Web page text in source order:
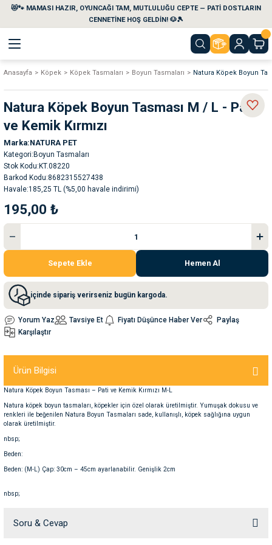
😻🐾 MAMASI HAZIR, OYUNCAĞI TAM, MUTLULUĞU CEPTE — PATİ DOSTLARIN
CENNETİNE HOŞ GELDİN! 🐶🎾
Geri Dön
Geri Dön
Temizlik Ürünleri
Kemikleri
Seyahat Ürünleri
Geri Dön
Geri Dön
Geri Dön
Geri Dön
Anasayfa Köpek Köpek Tasmaları Boyun Tasmaları Natura Köpek Boyun
Natura Köpek Boyun Tasması M / L - Pati
ve Kemik Kırmızı
Marka NATURA PET
Kategori Boyun Tasmaları
Stok Kodu KT.08220
Barkod Kodu 8682315527438
Havale 185,25 TL (%5,00 havale indirimi)
195,00 ₺
Sepete Ekle Hemen Al
içinde sipariş verirseniz bugün kargoda.
Yorum Yaz Tavsiye Et Fiyatı Düşünce Haber Ver
Paylaş
Karşılaştır
Ürün Bilgisi
Natura Köpek Boyun Tasması – Pati ve Kemik Kırmızı M-L
Natura köpek boyun tasmaları, köpekler için özel olarak üretilmiştir. Yumuşak dokusu ve
renkleri ile beğenilen Natura Boyun Tasmaları sade, kullanışlı, köpek sağlığına uygun
olarak üretilmiştir.
nbsp;
Beden:
Beden: (M-L) Çap: 30cm – 45cm ayarlanabilir. Genişlik 2cm
nbsp;
Soru & Cevap